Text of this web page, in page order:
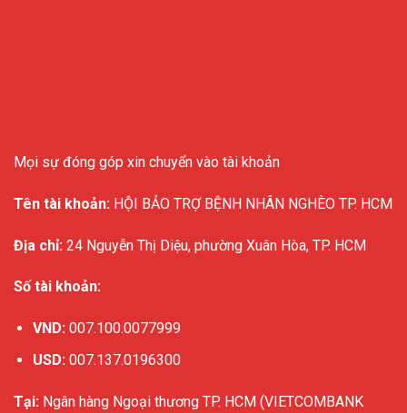
Mọi sự đóng góp xin chuyển vào tài khoản
Tên tài khoản: HỘI BẢO TRỢ BỆNH NHÂN NGHÈO TP. HCM
Địa chỉ: 24 Nguyễn Thị Diệu, phường Xuân Hòa, TP. HCM
Số tài khoản:
VND: 007.100.0077999
USD: 007.137.0196300
Tại: Ngân hàng Ngoại thương TP. HCM (VIETCOMBANK